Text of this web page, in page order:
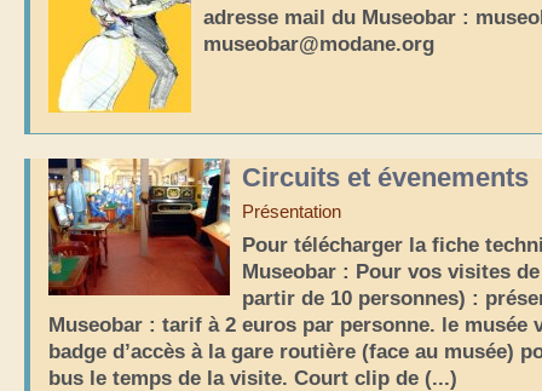
adresse mail du Museobar :
museobar@modane.org
Circuits et évenements
Présentation
Pour télécharger la fiche
Museobar : Pour vos visites
partir de 10 personnes) :
Museobar : tarif à 2 euros par personne. le musée
badge d’accès à la gare routière (face au musée)
bus le temps de la visite. Court clip de (...)